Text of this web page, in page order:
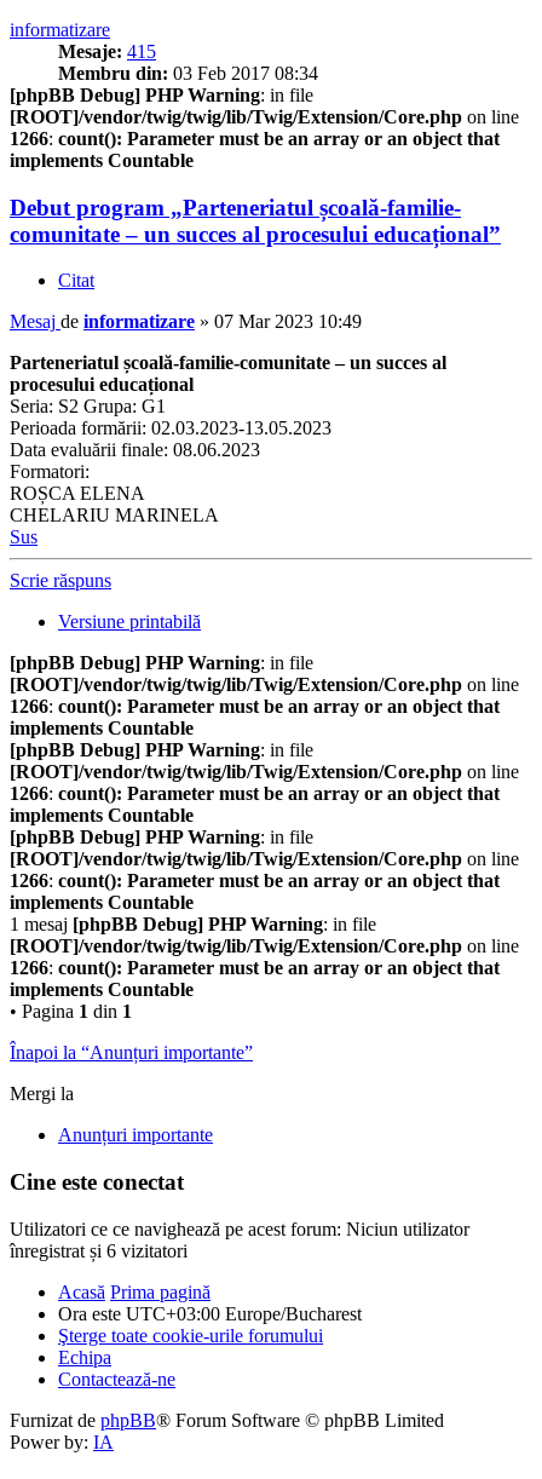
informatizare
Mesaje: 415
Membru din: 03 Feb 2017 08:34
[phpBB Debug] PHP Warning: in file
[ROOT]/vendor/twig/twig/lib/Twig/Extension/Core.php on line
1266: count(): Parameter must be an array or an object that
implements Countable
Debut program „Parteneriatul școală-familie-
comunitate – un succes al procesului educațional”
Citat
Mesaj de informatizare » 07 Mar 2023 10:49
Parteneriatul școală-familie-comunitate – un succes al
procesului educațional
Seria: S2 Grupa: G1
Perioada formării: 02.03.2023-13.05.2023
Data evaluării finale: 08.06.2023
Formatori:
ROȘCA ELENA
CHELARIU MARINELA
Sus
Scrie răspuns
Versiune printabilă
[phpBB Debug] PHP Warning: in file
[ROOT]/vendor/twig/twig/lib/Twig/Extension/Core.php on line
1266: count(): Parameter must be an array or an object that
implements Countable
[phpBB Debug] PHP Warning: in file
[ROOT]/vendor/twig/twig/lib/Twig/Extension/Core.php on line
1266: count(): Parameter must be an array or an object that
implements Countable
[phpBB Debug] PHP Warning: in file
[ROOT]/vendor/twig/twig/lib/Twig/Extension/Core.php on line
1266: count(): Parameter must be an array or an object that
implements Countable
1 mesaj [phpBB Debug] PHP Warning: in file
[ROOT]/vendor/twig/twig/lib/Twig/Extension/Core.php on line
1266: count(): Parameter must be an array or an object that
implements Countable
• Pagina 1 din 1
Înapoi la “Anunțuri importante”
Mergi la
Anunțuri importante
Cine este conectat
Utilizatori ce ce navighează pe acest forum: Niciun utilizator
înregistrat și 6 vizitatori
Acasă Prima pagină
Ora este UTC+03:00 Europe/Bucharest
Şterge toate cookie-urile forumului
Echipa
Contactează-ne
Furnizat de phpBB® Forum Software © phpBB Limited
Power by: IA